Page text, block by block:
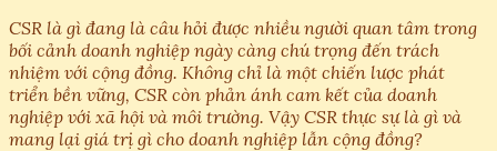
CSR là gì đang là câu hỏi được nhiều người quan tâm trong
bối cảnh doanh nghiệp ngày càng chú trọng đến trách
nhiệm với cộng đồng. Không chỉ là một chiến lược phát
triển bền vững, CSR còn phản ánh cam kết của doanh
nghiệp với xã hội và môi trường. Vậy CSR thực sự là gì và
mang lại giá trị gì cho doanh nghiệp lẫn cộng đồng?